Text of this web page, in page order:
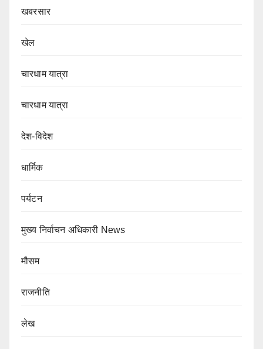
खबरसार
खेल
चारधाम यात्रा
चारधाम यात्रा
देश-विदेश
धार्मिक
पर्यटन
मुख्य निर्वाचन अधिकारी News
मौसम
राजनीति
लेख